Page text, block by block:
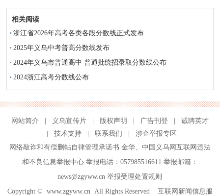
相关阅读
浙江省2026年高考各类各段分数线正式发布
2025年义乌中考普高分数线发布
2024年义乌市普通高中 普通批统招录取分数线公布
2024浙江高考分数线公布
网站简介 义乌宣传片 版权声明 广告刊登
诚聘英才
技术支持 联系我们
涉企举报专区
网络敲诈和有偿删帖自律管理承诺书 金华、 中国义乌网互联网违法
和不良信息举报中心举报电话：057985516611 举报邮箱：
news@zgyww.cn举报受理处置规则
Copyright © www.zgyww.cnAll Rights Reserved 互联网新闻信息服